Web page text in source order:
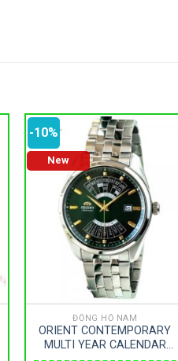
-10%
New
ĐỒNG HỒ NAM
ORIENT CONTEMPORARY
MULTI YEAR CALENDAR